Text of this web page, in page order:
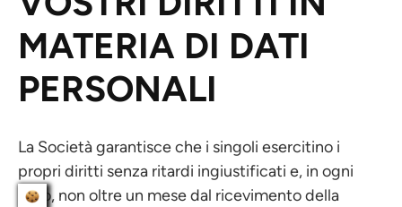
MATERIA DI DATI
PERSONALI
La Società garantisce che i singoli esercitino i
propri diritti senza ritardi ingiustificati e, in ogni
caso, non oltre un mese dal ricevimento della